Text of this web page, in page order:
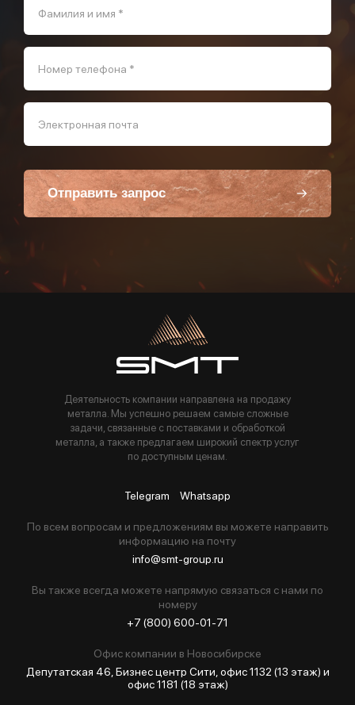
Фамилия и имя *
Номер телефона *
Электронная почта
Отправить запрос
Пользуясь данной формой вы соглашаетесь с политикой компании
Деятельность компании направлена на продажу
металла. Мы успешно решаем самые сложные
задачи, связанные с поставками и обработкой
металла, а также предлагаем широкий спектр услуг
по доступным ценам.
Telegram Whatsapp
По всем вопросам и предложениям вы можете направить
информацию на почту
info@smt-group.ru
Вы также всегда можете напрямую связаться с нами по
номеру
+7 (800) 600-01-71
Офис компании в Новосибирскe
Депутатская 46, Бизнес центр Сити, офис 1132 (13 этаж) и
офис 1181 (18 этаж)